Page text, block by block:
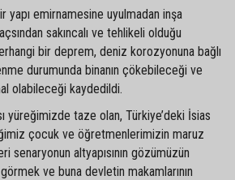
yapı emirnamesine uyulmadan inşa
sakıncalı ve tehlikeli olduğu
bir deprem, deniz korozyonuna bağlı
durumunda binanın çökebileceği ve
olabileceği kaydedildi.
yüreğimizde taze olan, Türkiye’deki İsias
çocuk ve öğretmenlerimizin maruz
senaryonun altyapısının gözümüzün
ve buna devletin makamlarının